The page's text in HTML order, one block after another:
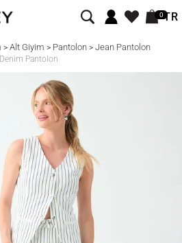
0TR
> Alt Giyim > Pantolon> Jean Pantolon
Pantolon